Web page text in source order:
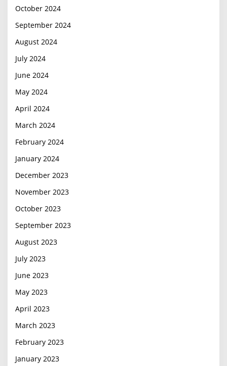
October 2024
September 2024
August 2024
July 2024
June 2024
May 2024
April 2024
March 2024
February 2024
January 2024
December 2023
November 2023
October 2023
September 2023
August 2023
July 2023
June 2023
May 2023
April 2023
March 2023
February 2023
January 2023